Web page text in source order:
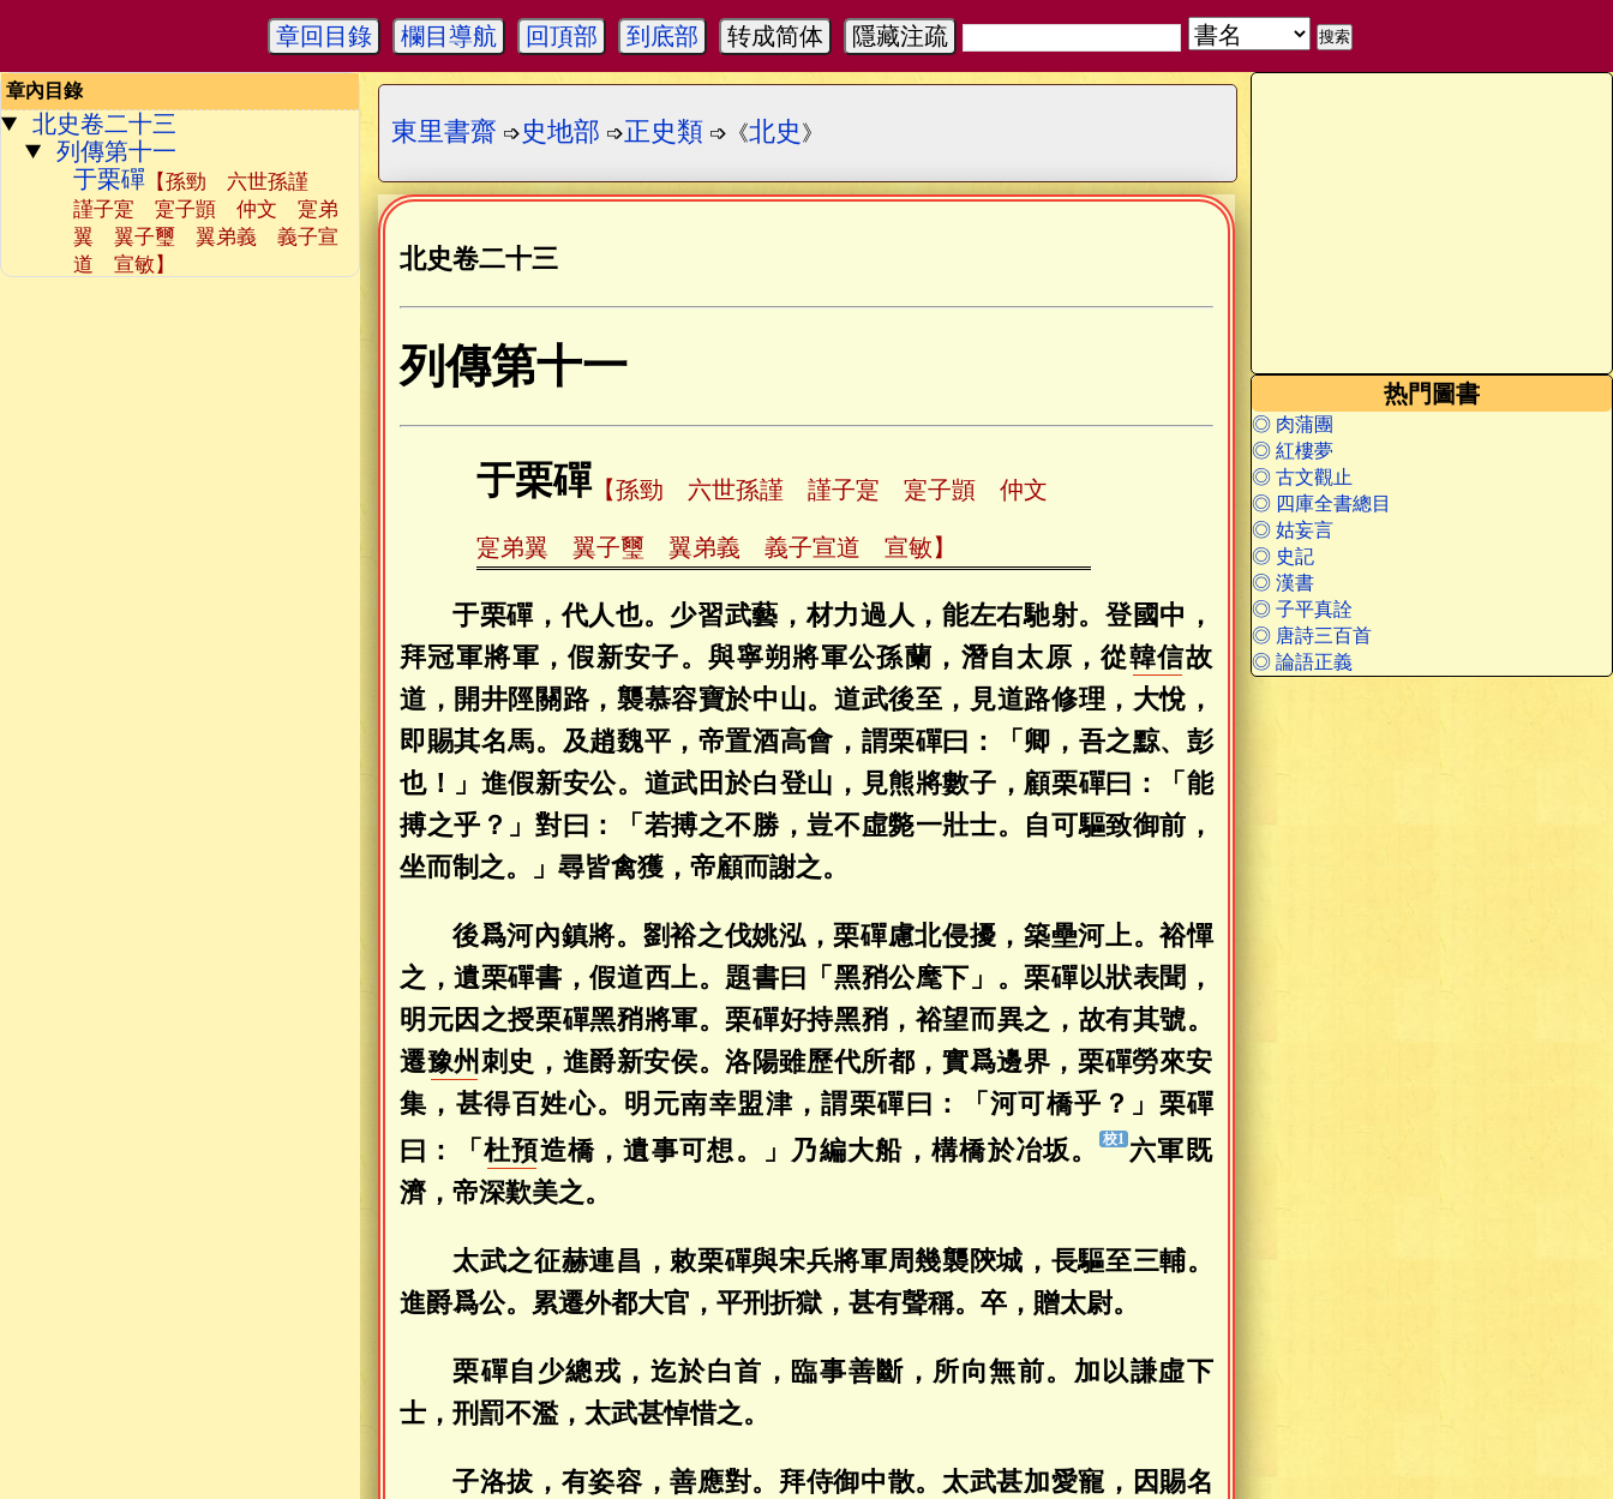
章回目錄 欄目導航 回頂部 到底部 转成简体 隱藏注疏
章內目錄
北史卷二十三
列傳第十一
于栗磾 【孫勁 六世孫謹
謹子寔 寔子顗 仲文 寔弟
翼 翼子璽 翼弟義 義子宣
道 宣敏】
热門圖書
◎ 肉蒲團
◎ 紅樓夢
◎ 古文觀止
◎ 四庫全書總目
◎ 姑妄言
◎ 史記
◎ 漢書
◎ 子平真詮
◎ 唐詩三百首
◎ 論語正義
東里書齋 ➩ 史地部 ➩正史類 ➩《北史 》
北史卷二十三
列傳第十一
于栗磾【孫勁 六世孫謹 謹子寔 寔子顗 仲文
寔弟翼 翼子璽 翼弟義 義子宣道 宣敏】
于栗磾，代人也。少習武藝，材力過人，能左右馳射。登國中，
拜冠軍將軍，假新安子。與寧朔將軍公孫蘭，潛自太原，從韓信故
道，開井陘關路，襲慕容寶於中山。道武後至，見道路修理，大悅，
即賜其名馬。及趙魏平，帝置酒高會，謂栗磾曰：「卿，吾之黥、彭
也！」進假新安公。道武田於白登山，見熊將數子，顧栗磾曰：「能
搏之乎？」對曰：「若搏之不勝，豈不虛斃一壯士。自可驅致御前，
坐而制之。」尋皆禽獲，帝顧而謝之。
後爲河內鎮將。劉裕之伐姚泓，栗磾慮北侵擾，築壘河上。裕憚
之，遺栗磾書，假道西上。題書曰「黑矟公麾下」。栗磾以狀表聞，
明元因之授栗磾黑矟將軍。栗磾好持黑矟，裕望而異之，故有其號。
遷豫州 刺史，進爵新安侯。洛陽雖歷代所都，實爲邊界，栗磾勞來安
集，甚得百姓心。明元南幸盟津，謂栗磾曰：「河可橋乎？」栗磾
曰：「 杜預造橋，遺事可想。」乃編大船，構橋於冶坂。
六軍既
濟，帝深歎美之。
太武之征赫連昌，敕栗磾與宋兵將軍周幾襲陝城，長驅至三輔。
進爵爲公。累遷外都大官，平刑折獄，甚有聲稱。卒，贈太尉。
栗磾自少總戎，迄於白首，臨事善斷，所向無前。加以謙虛下
士，刑罰不濫，太武甚悼惜之。
子洛拔，有姿容，善應對。拜侍御中散。太武甚加愛寵，因賜名